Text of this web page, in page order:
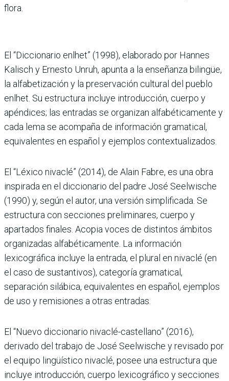
flora.
El “Diccionario enlhet” (1998), elaborado por Hannes
Kalisch y Ernesto Unruh, apunta a la enseñanza bilingüe,
la alfabetización y la preservación cultural del pueblo
enlhet. Su estructura incluye introducción, cuerpo y
apéndices; las entradas se organizan alfabéticamente y
cada lema se acompaña de información gramatical,
equivalentes en español y ejemplos contextualizados.
El “Léxico nivaclé” (2014), de Alain Fabre, es una obra
inspirada en el diccionario del padre José Seelwische
(1990) y, según el autor, una versión simplificada. Se
estructura con secciones preliminares, cuerpo y
apartados finales. Acopia voces de distintos ámbitos
organizadas alfabéticamente. La información
lexicográfica incluye la entrada, el plural en nivaclé (en
el caso de sustantivos), categoría gramatical,
separación silábica, equivalentes en español, ejemplos
de uso y remisiones a otras entradas.
El “Nuevo diccionario nivaclé-castellano” (2016),
derivado del trabajo de José Seelwische y revisado por
el equipo lingüístico nivaclé, posee una estructura que
incluye introducción, cuerpo lexicográfico y secciones